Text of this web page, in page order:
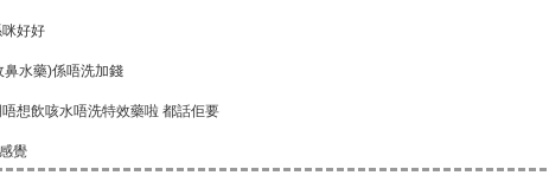
好好
水藥)係唔洗加錢
想飲咳水唔洗特效藥啦 都話佢要
覺